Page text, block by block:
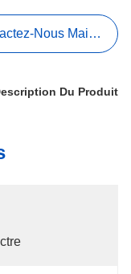
Nous Maintenant
Du Produit